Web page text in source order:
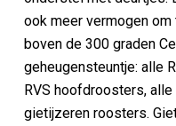
ook meer vermogen
boven de 300 graden
geheugensteuntje: alle
RVS hoofdroosters,
gietijzeren roosters.